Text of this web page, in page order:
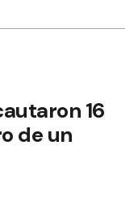
16
de un